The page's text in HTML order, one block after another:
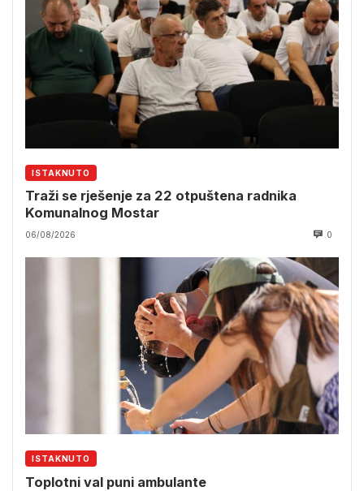
ISTAKNUTO
Traži se rješenje za 22 otpuštena radnika
Komunalnog Mostar
06/08/2026 0
ISTAKNUTO
Toplotni val puni ambulante